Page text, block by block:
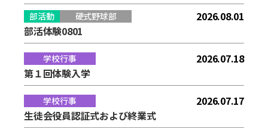
部活動 硬式野球部
2026.08.01
部活体験0801
学校行事
2026.07.18
第１回体験入学
学校行事
2026.07.17
生徒会役員認証式および終業式